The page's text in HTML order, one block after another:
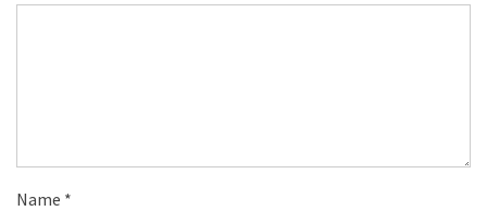
Name *